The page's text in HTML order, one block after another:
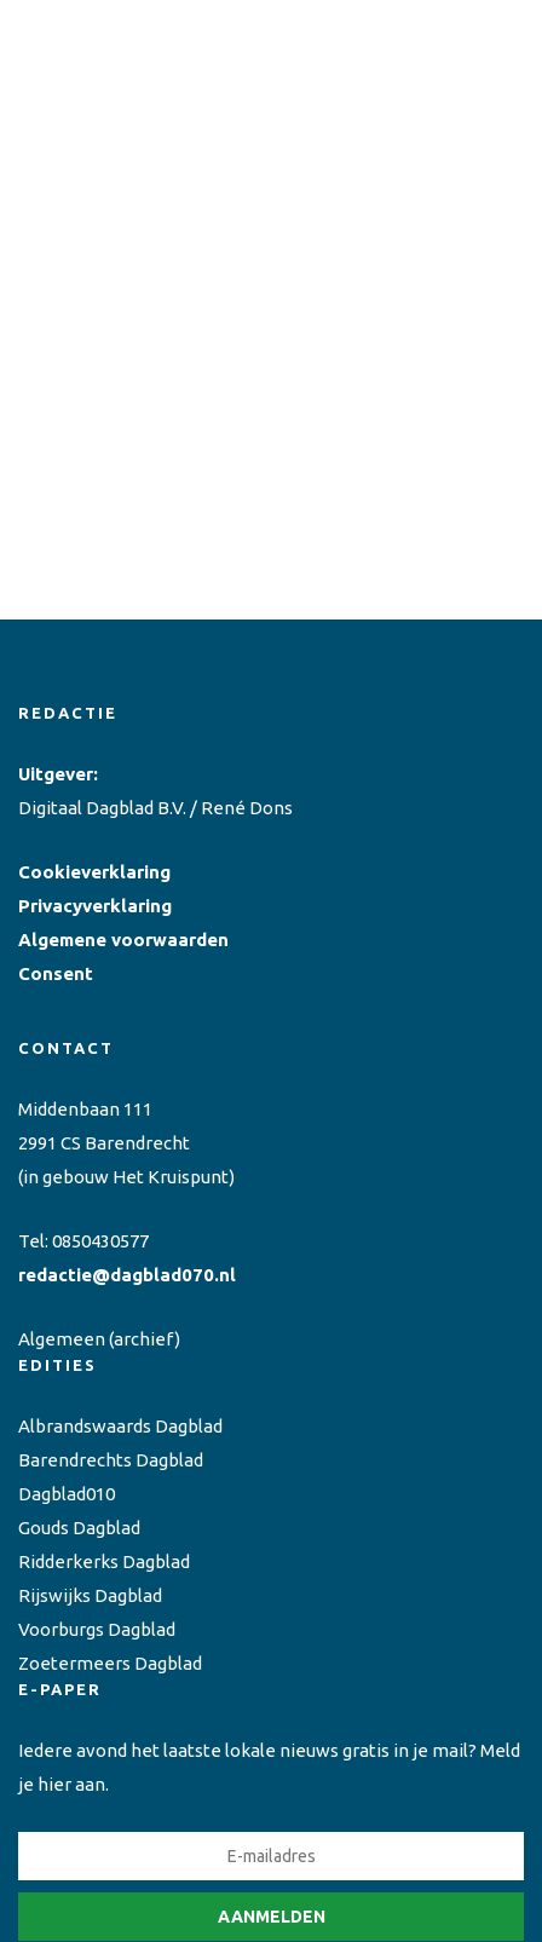
REDACTIE
Uitgever:
Digitaal Dagblad B.V. / René Dons
Cookieverklaring
Privacyverklaring
Algemene voorwaarden
Consent
CONTACT
Middenbaan 111
2991 CS Barendrecht
(in gebouw Het Kruispunt)
Tel: 0850430577
redactie@dagblad070.nl
Algemeen(archief)
EDITIES
Albrandswaards Dagblad
Barendrechts Dagblad
Dagblad010
Gouds Dagblad
Ridderkerks Dagblad
Rijswijks Dagblad
Voorburgs Dagblad
Zoetermeers Dagblad
E-PAPER
Iedere avond het laatste lokale nieuws gratis in je mail? Meld
je hier aan.